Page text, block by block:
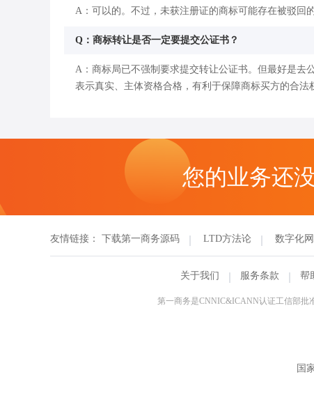
A：可以的。不过，未获注册证的商标可能存在被驳回
Q：商标转让是否一定要提交公证书？
A：商标局已不强制要求提交转让公证书。但最好是去
表示真实、主体资格合格，有利于保障商标买方的合法
您的业务还
友情链接： 下载第一商务源码 LTD方法论 数字化
关于我们 服务条款 帮
第一商务是CNNIC&ICANN认证工信部批
国